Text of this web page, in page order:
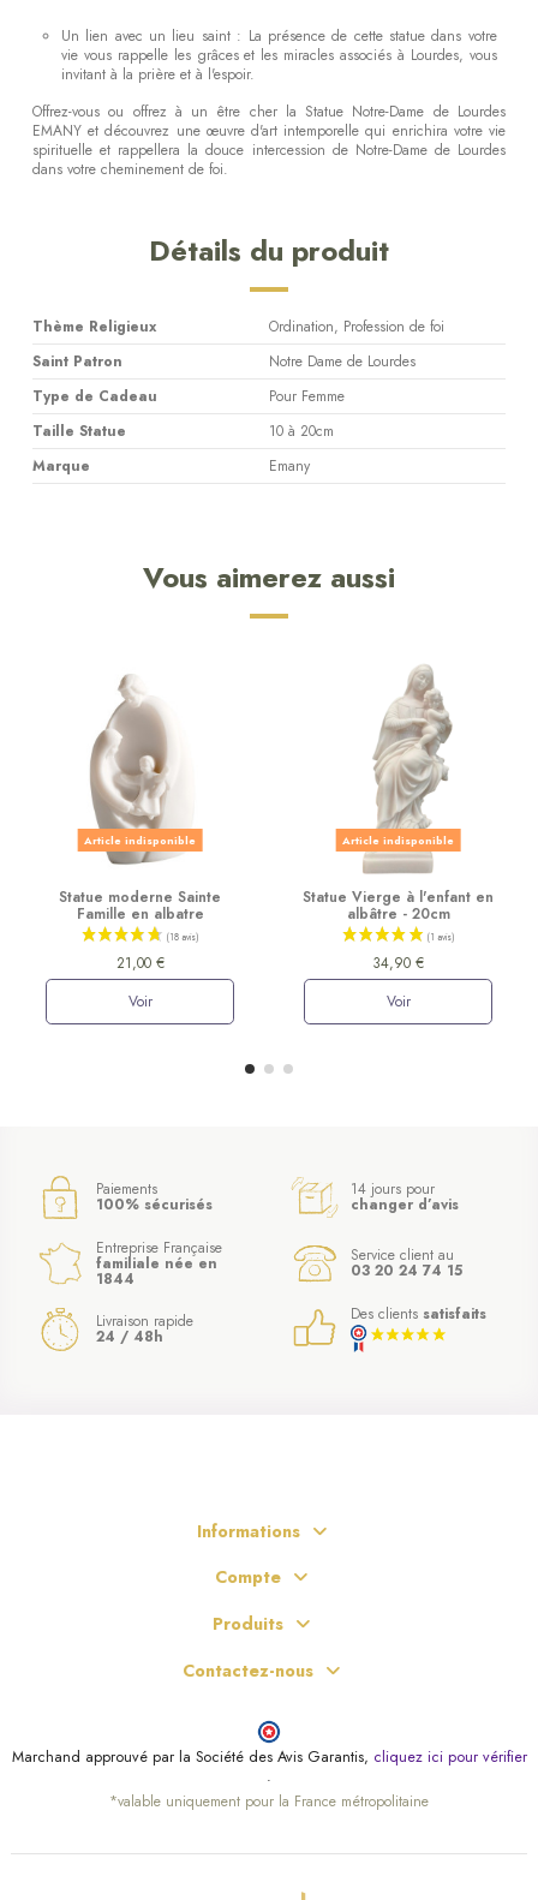
Un lien avec un lieu saint : La présence de cette statue dans votre
vie vous rappelle les grâces et les miracles associés à Lourdes, vous
invitant à la prière et à l'espoir.
Offrez-vous ou offrez à un être cher la Statue Notre-Dame de Lourdes
EMANY et découvrez une œuvre d'art intemporelle qui enrichira votre vie
spirituelle et rappellera la douce intercession de Notre-Dame de Lourdes
dans votre cheminement de foi.
Détails du produit
Thème Religieux
Ordination, Profession de foi
Saint Patron
Notre Dame de Lourdes
Type de Cadeau
Pour Femme
Taille Statue
10 à 20cm
Marque
Emany
Vous aimerez aussi
Article indisponible
Statue moderne Sainte
Famille en albatre
21,00 €
Voir
Article indisponible
Statue Vierge à l'enfant en
albâtre - 20cm
34,90 €
Voir
Paiements
100% sécurisés
14 jours pour
changer d’avis
Entreprise Française
familiale née en
1844
Service client au
03 20 24 74 15
Livraison rapide
24 / 48h
Des clients satisfaits
Informations
Compte
Produits
Contactez-nous
Marchand approuvé par la Société des Avis Garantis, cliquez ici pour vérifier
.
*valable uniquement pour la France métropolitaine